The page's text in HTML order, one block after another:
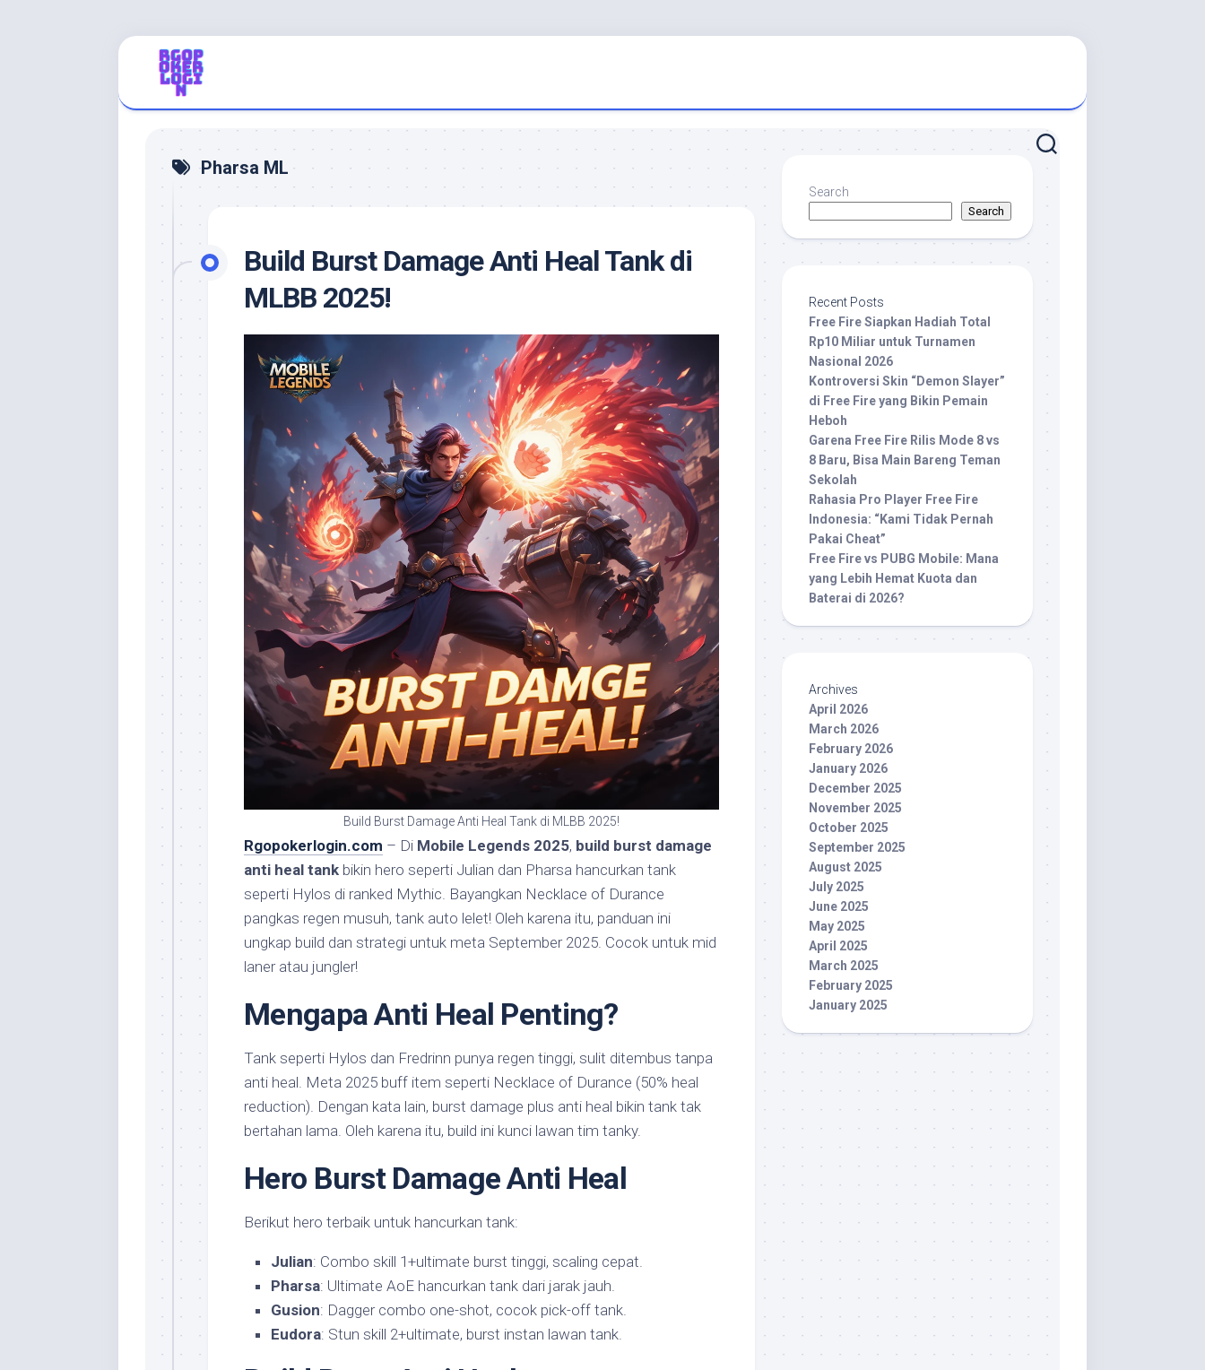
Pharsa ML
Build Burst Damage Anti Heal Tank di
MLBB 2025!
Build Burst Damage Anti Heal Tank di MLBB 2025!
Rgopokerlogin.com – Di Mobile Legends 2025, build burst damage
anti heal tank bikin hero seperti Julian dan Pharsa hancurkan tank
seperti Hylos di ranked Mythic. Bayangkan Necklace of Durance
pangkas regen musuh, tank auto lelet! Oleh karena itu, panduan ini
ungkap build dan strategi untuk meta September 2025. Cocok untuk mid
laner atau jungler!
Mengapa Anti Heal Penting?
Tank seperti Hylos dan Fredrinn punya regen tinggi, sulit ditembus tanpa
anti heal. Meta 2025 buff item seperti Necklace of Durance (50% heal
reduction). Dengan kata lain, burst damage plus anti heal bikin tank tak
bertahan lama. Oleh karena itu, build ini kunci lawan tim tanky.
Hero Burst Damage Anti Heal
Berikut hero terbaik untuk hancurkan tank:
Julian: Combo skill 1+ultimate burst tinggi, scaling cepat.
Pharsa: Ultimate AoE hancurkan tank dari jarak jauh.
Gusion: Dagger combo one-shot, cocok pick-off tank.
Eudora: Stun skill 2+ultimate, burst instan lawan tank.
Search
Search
Recent Posts
Free Fire Siapkan Hadiah Total
Rp10 Miliar untuk Turnamen
Nasional 2026
Kontroversi Skin “Demon Slayer”
di Free Fire yang Bikin Pemain
Heboh
Garena Free Fire Rilis Mode 8 vs
8 Baru, Bisa Main Bareng Teman
Sekolah
Rahasia Pro Player Free Fire
Indonesia: “Kami Tidak Pernah
Pakai Cheat”
Free Fire vs PUBG Mobile: Mana
yang Lebih Hemat Kuota dan
Baterai di 2026?
Archives
April 2026
March 2026
February 2026
January 2026
December 2025
November 2025
October 2025
September 2025
August 2025
July 2025
June 2025
May 2025
April 2025
March 2025
February 2025
January 2025